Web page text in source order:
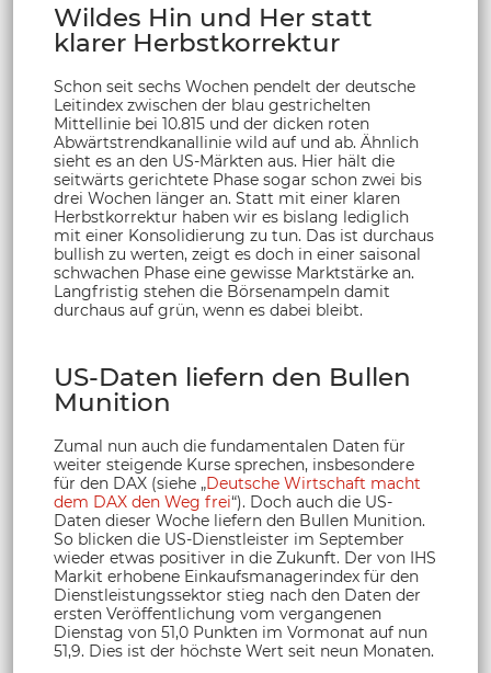
Wildes Hin und Her statt
klarer Herbstkorrektur
Schon seit sechs Wochen pendelt der deutsche
Leitindex zwischen der blau gestrichelten
Mittellinie bei 10.815 und der dicken roten
Abwärtstrendkanallinie wild auf und ab. Ähnlich
sieht es an den US-Märkten aus. Hier hält die
seitwärts gerichtete Phase sogar schon zwei bis
drei Wochen länger an. Statt mit einer klaren
Herbstkorrektur haben wir es bislang lediglich
mit einer Konsolidierung zu tun. Das ist durchaus
bullish zu werten, zeigt es doch in einer saisonal
schwachen Phase eine gewisse Marktstärke an.
Langfristig stehen die Börsenampeln damit
durchaus auf grün, wenn es dabei bleibt.
US-Daten liefern den Bullen
Munition
Zumal nun auch die fundamentalen Daten für
weiter steigende Kurse sprechen, insbesondere
für den DAX (siehe „Deutsche Wirtschaft macht
dem DAX den Weg frei“). Doch auch die US-
Daten dieser Woche liefern den Bullen Munition.
So blicken die US-Dienstleister im September
wieder etwas positiver in die Zukunft. Der von IHS
Markit erhobene Einkaufsmanagerindex für den
Dienstleistungssektor stieg nach den Daten der
ersten Veröffentlichung vom vergangenen
Dienstag von 51,0 Punkten im Vormonat auf nun
51,9. Dies ist der höchste Wert seit neun Monaten.